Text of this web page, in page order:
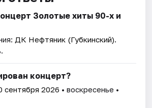
Золотые хиты 90-х и
ДК Нефтяник (Губкинский).
концерт?
сентября 2026 • воскресенье •